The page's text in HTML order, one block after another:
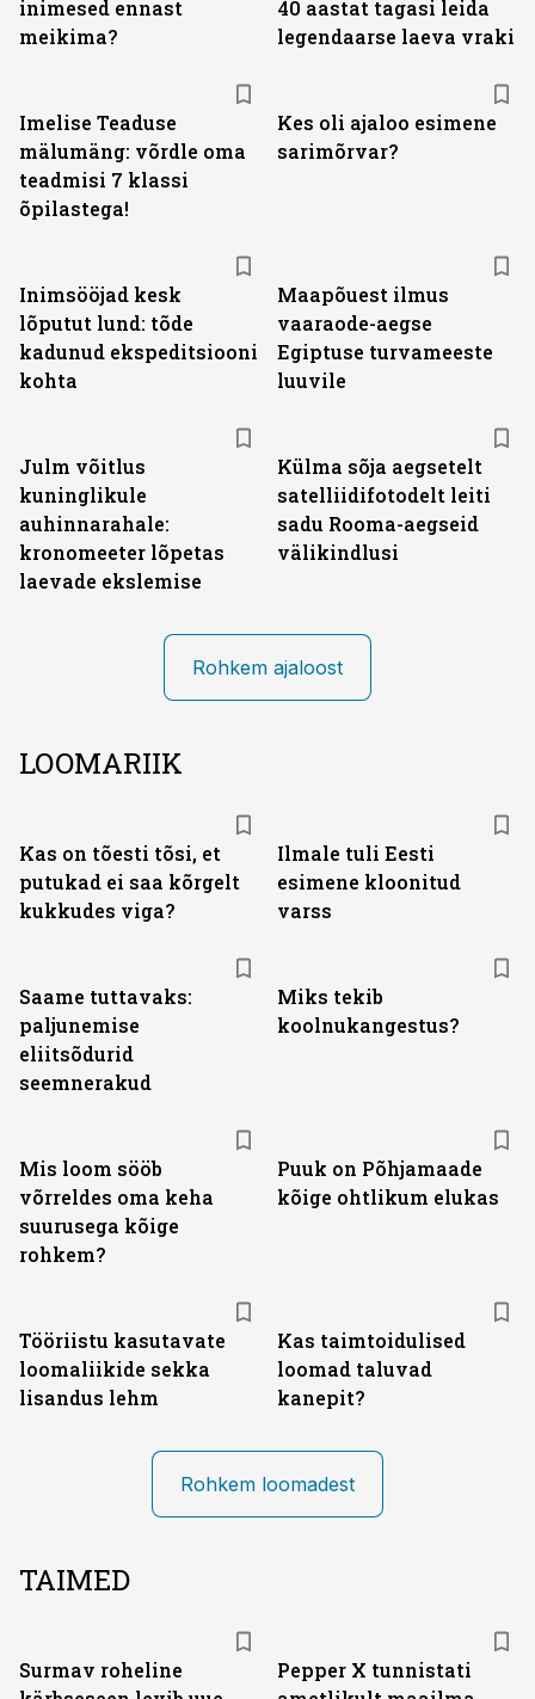
inimesed ennast
meikima?
40 aastat tagasi leida
legendaarse laeva vraki
Imelise Teaduse
mälumäng: võrdle oma
teadmisi 7 klassi
õpilastega!
Kes oli ajaloo esimene
sarimõrvar?
Inimsööjad kesk
lõputut lund: tõde
kadunud ekspeditsiooni
kohta
Maapõuest ilmus
vaaraode-aegse
Egiptuse turvameeste
luuvile
Julm võitlus
kuninglikule
auhinnarahale:
kronomeeter lõpetas
laevade ekslemise
Külma sõja aegsetelt
satelliidifotodelt leiti
sadu Rooma-aegseid
välikindlusi
Rohkem ajaloost
LOOMARIIK
Kas on tõesti tõsi, et
putukad ei saa kõrgelt
kukkudes viga?
Ilmale tuli Eesti
esimene kloonitud
varss
Saame tuttavaks:
paljunemise
eliitsõdurid
seemnerakud
Miks tekib
koolnukangestus?
Mis loom sööb
võrreldes oma keha
suurusega kõige
rohkem?
Puuk on Põhjamaade
kõige ohtlikum elukas
Tööriistu kasutavate
loomaliikide sekka
lisandus lehm
Kas taimtoidulised
loomad taluvad
kanepit?
Rohkem loomadest
TAIMED
Surmav roheline
Pepper X tunnistati